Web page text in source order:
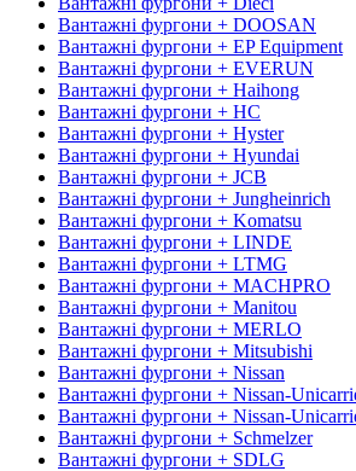
Вантажні фургони + DOOSAN
Вантажні фургони + EP Equipment
Вантажні фургони + EVERUN
Вантажні фургони + Haihong
Вантажні фургони + HC
Вантажні фургони + Hyster
Вантажні фургони + Hyundai
Вантажні фургони + JCB
Вантажні фургони + Jungheinrich
Вантажні фургони + Komatsu
Вантажні фургони + LINDE
Вантажні фургони + LTMG
Вантажні фургони + MACHPRO
Вантажні фургони + Manitou
Вантажні фургони + MERLO
Вантажні фургони + Mitsubishi
Вантажні фургони + Nissan
Вантажні фургони + Nissan-
Вантажні фургони + Nissan-
Вантажні фургони + Schmelzer
Вантажні фургони + SDLG